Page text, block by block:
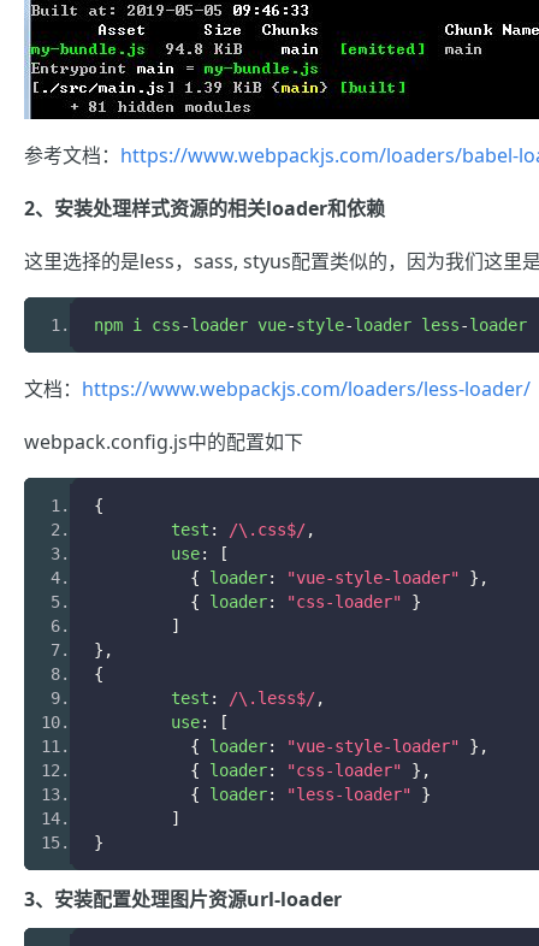
参考文档： https://www.webpackjs.com/loaders/babel-
2、 安装处理样式资源的相关loader和依赖
这里选择的是less，sass, styus配置类似的，因为我们这
npm i css-loader vue-style-loader less-loader
文档： https://www.webpackjs.com/loaders/less-loader/
webpack.config.js中的配置如下
{
	test
: /\.css$/,
	use
:
[
{ loader: "vue-style-loader"
},
{ loader: "css-loader"
}
]
},
{
	test
: /\.less$/,
	use
:
[
{ loader: "vue-style-loader"
},
{ loader: "css-loader"
},
{ loader: "less-loader"
}
]
}
3、安装配置处理图片资源url-loader